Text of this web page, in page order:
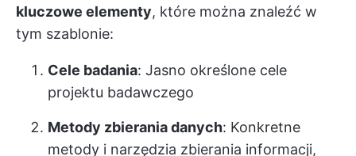
kluczowe elementy, które można znaleźć w
tym szablonie:
Cele badania: Jasno określone cele
projektu badawczego
Metody zbierania danych: Konkretne
metody i narzędzia zbierania informacji,